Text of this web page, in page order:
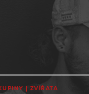
ZVÍŘATA